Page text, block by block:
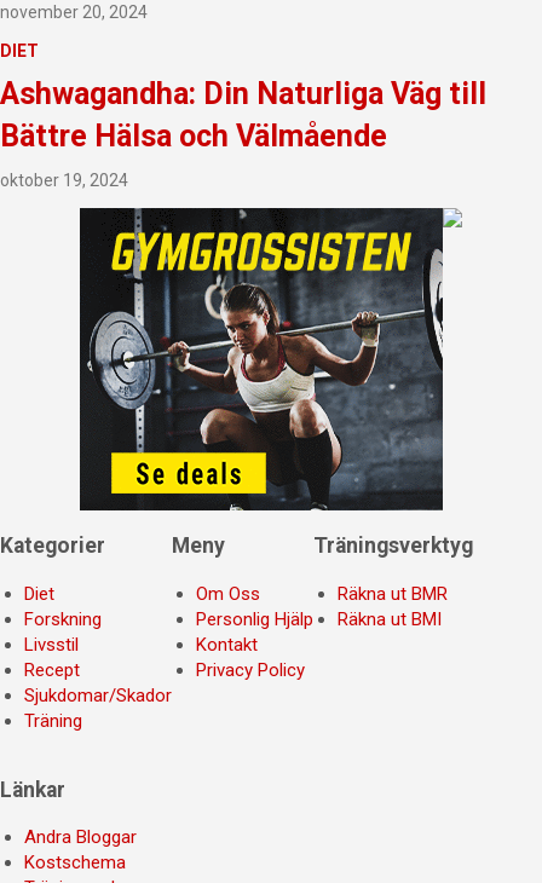
november 20, 2024
DIET
Ashwagandha: Din Naturliga Väg till
Bättre Hälsa och Välmående
oktober 19, 2024
Kategorier
Diet
Forskning
Livsstil
Recept
Sjukdomar/Skador
Träning
Meny
Om Oss
Personlig Hjälp
Kontakt
Privacy Policy
Träningsverktyg
Räkna ut BMR
Räkna ut BMI
Länkar
Andra Bloggar
Kostschema